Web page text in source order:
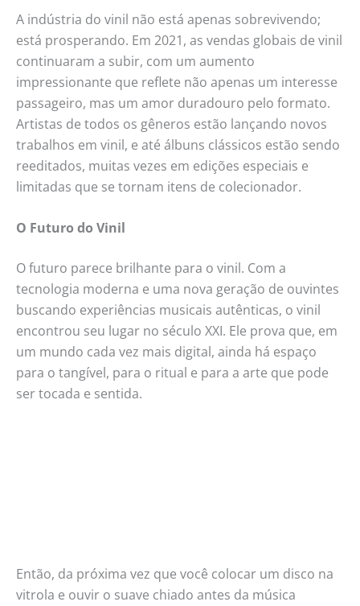
A indústria do vinil não está apenas sobrevivendo;
está prosperando. Em 2021, as vendas globais de vinil
continuaram a subir, com um aumento
impressionante que reflete não apenas um interesse
passageiro, mas um amor duradouro pelo formato.
Artistas de todos os gêneros estão lançando novos
trabalhos em vinil, e até álbuns clássicos estão sendo
reeditados, muitas vezes em edições especiais e
limitadas que se tornam itens de colecionador.
O Futuro do Vinil
O futuro parece brilhante para o vinil. Com a
tecnologia moderna e uma nova geração de ouvintes
buscando experiências musicais autênticas, o vinil
encontrou seu lugar no século XXI. Ele prova que, em
um mundo cada vez mais digital, ainda há espaço
para o tangível, para o ritual e para a arte que pode
ser tocada e sentida.
Então, da próxima vez que você colocar um disco na
vitrola e ouvir o suave chiado antes da música